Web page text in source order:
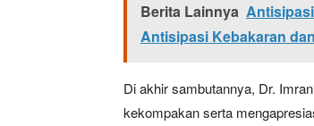
Berita Lainnya
Antisipasi Kebakaran
Di akhir sambutannya, Dr.
kekompakan serta